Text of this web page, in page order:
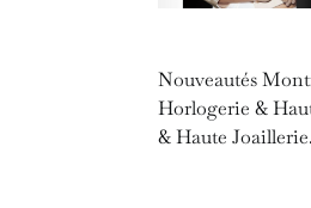
Nouveautés
Horlogerie &
& Haute Joaillerie.